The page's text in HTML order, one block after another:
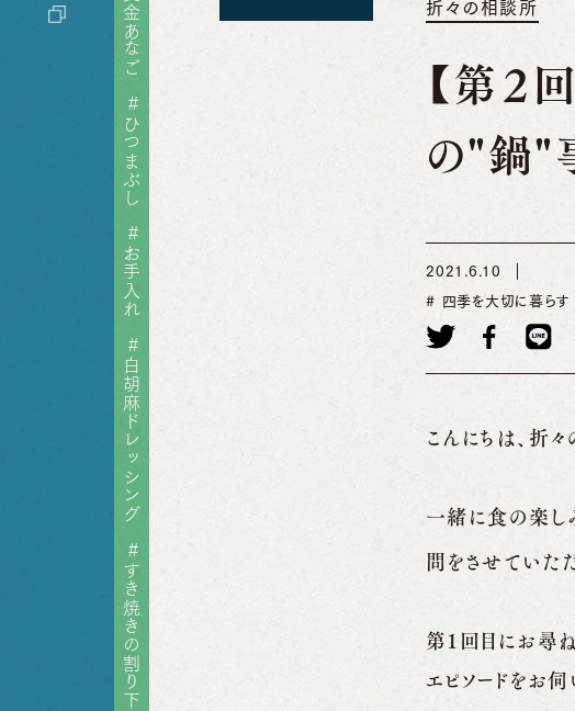
折々の相談所
【第２
の"鍋"
2021.6.10
四季を大切に暮らす
こんにちは、折
一緒に食の楽し
問をさせていた
第１回目にお尋ね
エピソードをお伺
黄金あなご
#
ひつまぶし
#
お手入れ
#
白胡麻ドレッシング
#
すき焼きの割り下